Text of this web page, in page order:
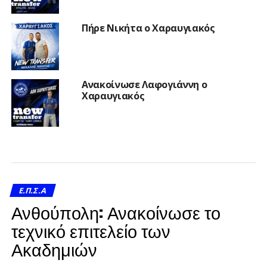
Πήρε Νικήτα ο Χαραυγιακός
Ανακοίνωσε Λαφογιάννη ο
Χαραυγιακός
Ε.Π.Σ.Α
Ανθούπολη: Ανακοίνωσε το
τεχνικό επιτελείο των
Ακαδημιών